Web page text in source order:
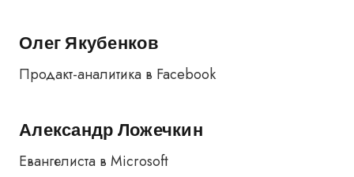
Олег Якубенков
Продакт-аналитика в Facebook
Александр Ложечкин
Евангелиста в Microsoft